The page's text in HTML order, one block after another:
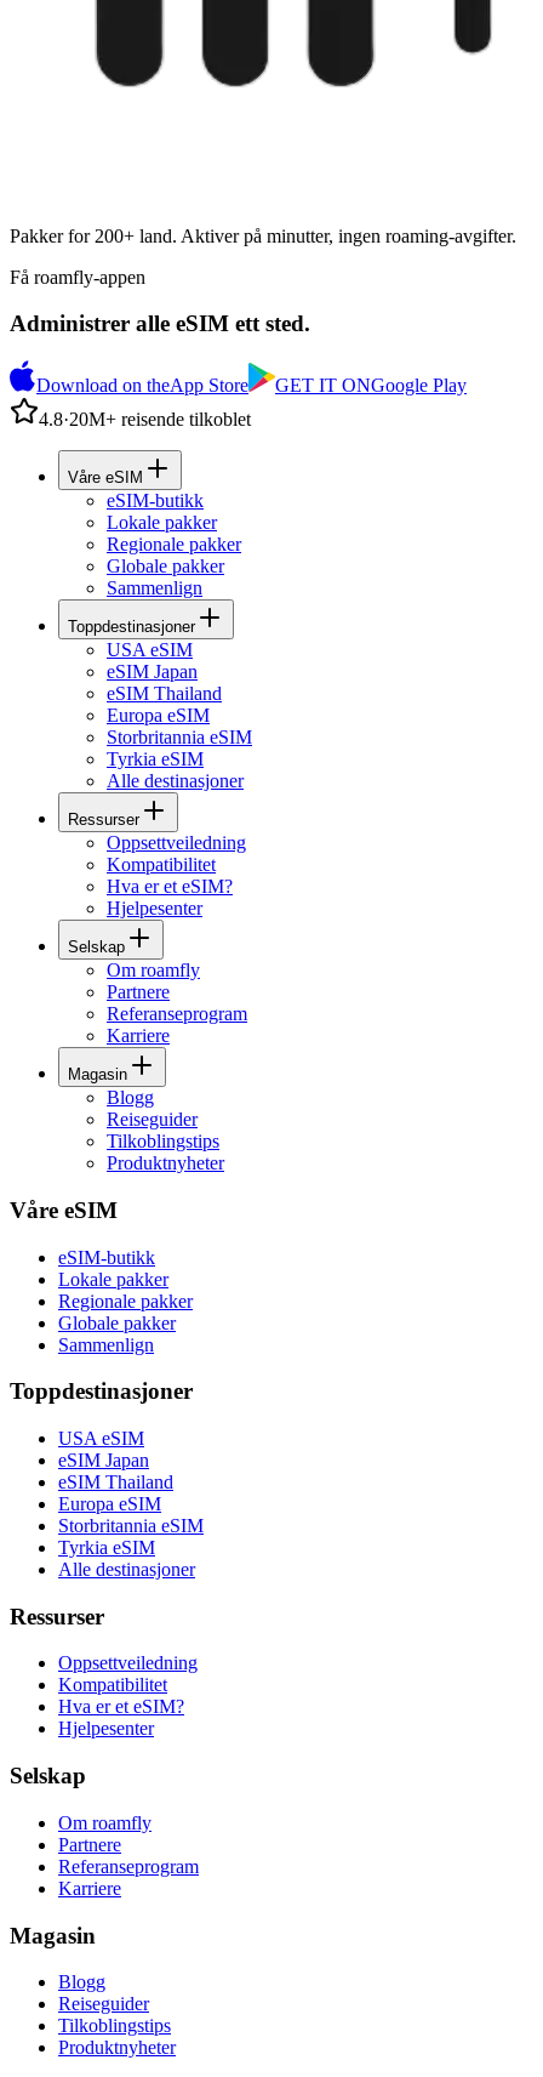
Pakker for 200+ land. Aktiver på minutter, ingen roaming-avgifter.
Få roamfly-appen
Administrer alle eSIM ett sted.
Download on theApp Store GET IT ONGoogle Play
4.8·20M+ reisende tilkoblet
Våre eSIM
eSIM-butikk
Lokale pakker
Regionale pakker
Globale pakker
Sammenlign
Toppdestinasjoner
USA eSIM
eSIM Japan
eSIM Thailand
Europa eSIM
Storbritannia eSIM
Tyrkia eSIM
Alle destinasjoner
Ressurser
Oppsettveiledning
Kompatibilitet
Hva er et eSIM?
Hjelpesenter
Selskap
Om roamfly
Partnere
Referanseprogram
Karriere
Magasin
Blogg
Reiseguider
Tilkoblingstips
Produktnyheter
Våre eSIM
eSIM-butikk
Lokale pakker
Regionale pakker
Globale pakker
Sammenlign
Toppdestinasjoner
USA eSIM
eSIM Japan
eSIM Thailand
Europa eSIM
Storbritannia eSIM
Tyrkia eSIM
Alle destinasjoner
Ressurser
Oppsettveiledning
Kompatibilitet
Hva er et eSIM?
Hjelpesenter
Selskap
Om roamfly
Partnere
Referanseprogram
Karriere
Magasin
Blogg
Reiseguider
Tilkoblingstips
Produktnyheter